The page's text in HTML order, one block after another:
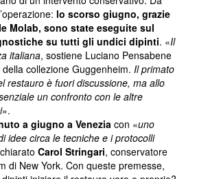
lo scorso giugno, grazie
Molab, sono state eseguite sul
su tutti gli undici dipinti. «Il
italiana, sostiene Luciano Pensabene
collezione Guggenheim. Il primato
restauro è fuori discussione, ma allo
un confronto con le altre
».
a giugno a Venezia con «uno
idee circa le tecniche e i protocolli
Carol Stringari, conservatore
di New York. Con queste premesse,